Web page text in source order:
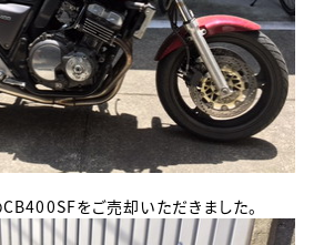
をご売却いただきました。